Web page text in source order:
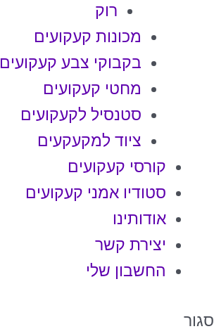
רוק
מכונות קעקועים
בקבוקי צבע קעקועים
מחטי קעקועים
סטנסיל לקעקועים
ציוד למקעקעים
קורסי קעקועים
סטודיו אמני קעקועים
אודותינו
יצירת קשר
החשבון שלי
סגור